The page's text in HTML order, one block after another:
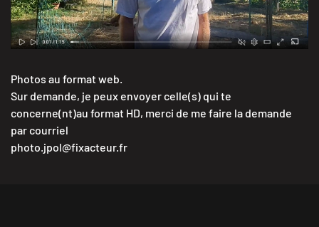
Photos au format web.
Sur demande, je peux envoyer celle(s) qui te
concerne(nt)au format HD, merci de me faire la demande
par courriel
photo.jpol@fixacteur.fr